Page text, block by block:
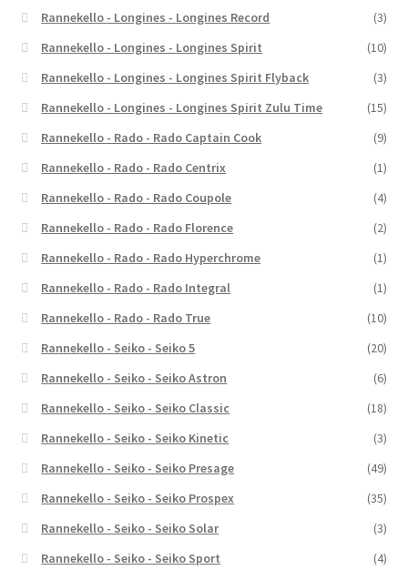
Rannekello - Longines - Longines Record
(3)
Rannekello - Longines - Longines Spirit
(10)
Rannekello - Longines - Longines Spirit Flyback
(3)
Rannekello - Longines - Longines Spirit Zulu Time
(15)
Rannekello - Rado - Rado Captain Cook
(9)
Rannekello - Rado - Rado Centrix
(1)
Rannekello - Rado - Rado Coupole
(4)
Rannekello - Rado - Rado Florence
(2)
Rannekello - Rado - Rado Hyperchrome
(1)
Rannekello - Rado - Rado Integral
(1)
Rannekello - Rado - Rado True
(10)
Rannekello - Seiko - Seiko 5
(20)
Rannekello - Seiko - Seiko Astron
(6)
Rannekello - Seiko - Seiko Classic
(18)
Rannekello - Seiko - Seiko Kinetic
(3)
Rannekello - Seiko - Seiko Presage
(49)
Rannekello - Seiko - Seiko Prospex
(35)
Rannekello - Seiko - Seiko Solar
(3)
Rannekello - Seiko - Seiko Sport
(4)